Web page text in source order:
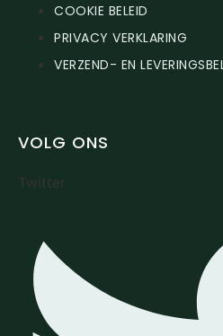
COOKIE BELEID
PRIVACY VERKLARING
VERZEND- EN
VOLG ONS
Twitter